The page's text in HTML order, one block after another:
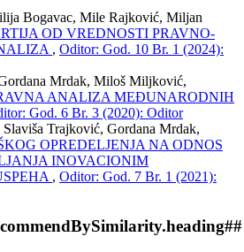
Bogavac, Mile Rajković, Miljan
OD VREDNOSTI PRAVNO-
, Oditor: God. 10 Br. 1 (2024):
Mrdak, Miloš Miljković,
ANALIZA MEĐUNARODNIH
God. 6 Br. 3 (2020): Oditor
Trajković, Gordana Mrdak,
OPREDELJENJA NA ODNOS
INOVACIONIM
, Oditor: God. 7 Br. 1 (2021):